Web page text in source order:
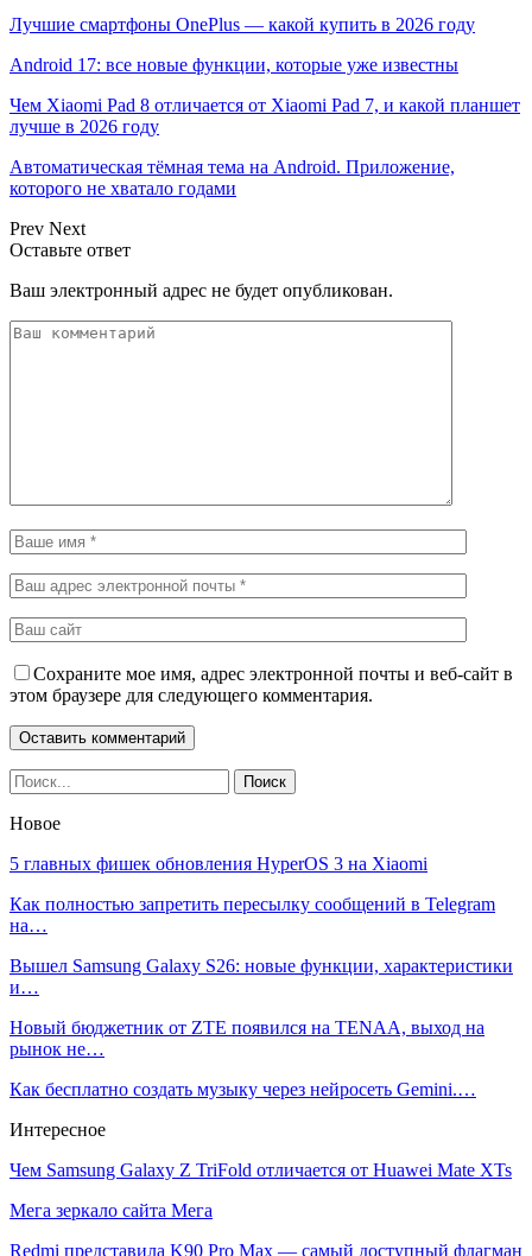
Лучшие смартфоны OnePlus — какой купить в 2026 году
Android 17: все новые функции, которые уже известны
Чем Xiaomi Pad 8 отличается от Xiaomi Pad 7, и какой планшет
лучше в 2026 году
Автоматическая тёмная тема на Android. Приложение,
которого не хватало годами
Prev Next
Оставьте ответ
Ваш электронный адрес не будет опубликован.
Сохраните мое имя, адрес электронной почты и веб-сайт в
этом браузере для следующего комментария.
Новое
5 главных фишек обновления HyperOS 3 на Xiaomi
Как полностью запретить пересылку сообщений в Telegram
на…
Вышел Samsung Galaxy S26: новые функции, характеристики
и…
Новый бюджетник от ZTE появился на TENAA, выход на
рынок не…
Как бесплатно создать музыку через нейросеть Gemini.…
Интересное
Чем Samsung Galaxy Z TriFold отличается от Huawei Mate XTs
Мега зеркало сайта Мега
Redmi представила K90 Pro Max — самый доступный флагман